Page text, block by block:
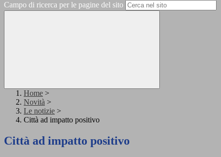
Campo di ricerca per le pagine del sito
Home >
Novità >
Le notizie >
Città ad impatto positivo
Città ad impatto positivo